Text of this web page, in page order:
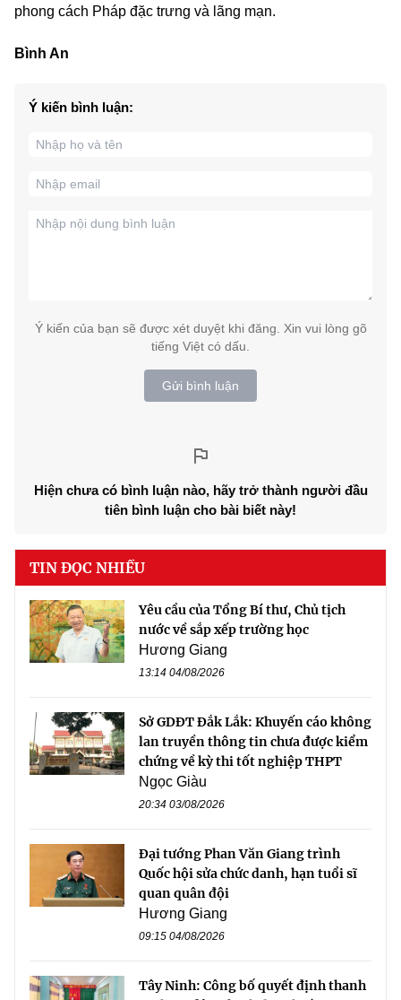
phong cách Pháp đặc trưng và lãng mạn.
Bình An
Ý kiến bình luận:
Ý kiến của bạn sẽ được xét duyệt khi đăng. Xin vui lòng gõ
tiếng Việt có dấu.
Gửi bình luận
Hiện chưa có bình luận nào, hãy trở thành người đầu
tiên bình luận cho bài biết này!
TIN ĐỌC NHIỀU
Yêu cầu của Tổng Bí thư, Chủ tịch
nước về sắp xếp trường học
Hương Giang
13:14 04/08/2026
Sở GDĐT Đắk Lắk: Khuyến cáo không
lan truyền thông tin chưa được kiểm
chứng về kỳ thi tốt nghiệp THPT
Ngọc Giàu
20:34 03/08/2026
Đại tướng Phan Văn Giang trình
Quốc hội sửa chức danh, hạn tuổi sĩ
quan quân đội
Hương Giang
09:15 04/08/2026
Tây Ninh: Công bố quyết định thanh